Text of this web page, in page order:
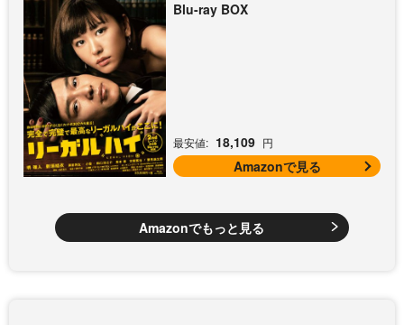
Blu-ray BOX
最安値: 18,109 円
Amazonで見る
Amazonでもっと見る